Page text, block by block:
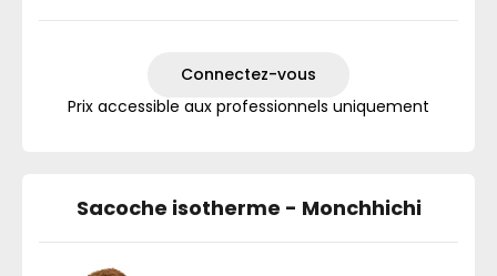
Connectez-vous
Prix accessible aux professionnels uniquement
Sacoche isotherme - Monchhichi